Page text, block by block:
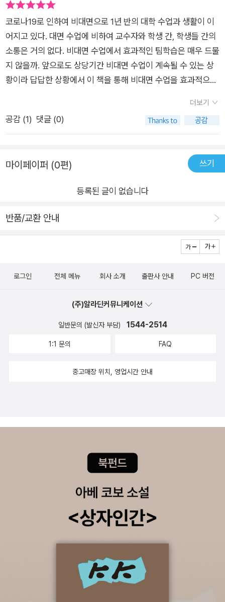
코로나19로 인하여 비대면으로 1년 반의 대학 수업과 생활이 이
어지고 있다. 대면 수업에 비하여 교수자와 학생 간, 학생들 간의
소통은 거의 없다. 비대면 수업에서 효과적인 팀학습은 매우 드물
지 않을까. 앞으로도 상당기간 비대면 수업이 계속될 수 있는 상
황이라 답답한 상황에서 이 책을 통해 비대면 수업을 효과적으로
환경에서 더 나은 수업이 가능하다는 것을 보여준 이 책은 대학
교수자들에게 많은 도움이 될 것이다.
더보기
공감 (1) 댓글 (0)
마이페이퍼 (0편) 쓰기
등록된 글이 없습니다
반품/교환 안내
로그인 전체 메뉴 회사 소개 출판사 안내 PC 버전
(주)알라딘커뮤니케이션
일반문의 (발신자 부담) 1544-2514
1:1 문의 FAQ
중고매장 위치, 영업시간 안내